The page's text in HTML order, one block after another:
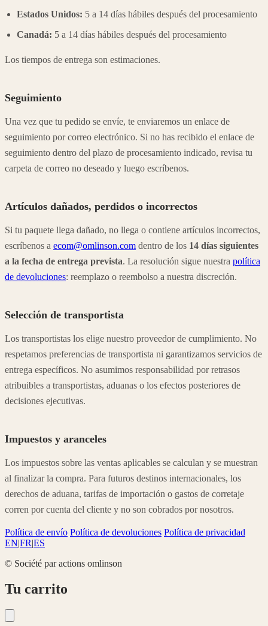
Estados Unidos: 5 a 14 días hábiles después del procesamiento
Canadá: 5 a 14 días hábiles después del procesamiento
Los tiempos de entrega son estimaciones.
Seguimiento
Una vez que tu pedido se envíe, te enviaremos un enlace de
seguimiento por correo electrónico. Si no has recibido el enlace de
seguimiento dentro del plazo de procesamiento indicado, revisa tu
carpeta de correo no deseado y luego escríbenos.
Artículos dañados, perdidos o incorrectos
Si tu paquete llega dañado, no llega o contiene artículos incorrectos,
escríbenos a ecom@omlinson.com dentro de los 14 días siguientes
a la fecha de entrega prevista. La resolución sigue nuestra política
de devoluciones: reemplazo o reembolso a nuestra discreción.
Selección de transportista
Los transportistas los elige nuestro proveedor de cumplimiento. No
respetamos preferencias de transportista ni garantizamos servicios de
entrega específicos. No asumimos responsabilidad por retrasos
atribuibles a transportistas, aduanas o los efectos posteriores de
decisiones ejecutivas.
Impuestos y aranceles
Los impuestos sobre las ventas aplicables se calculan y se muestran
al finalizar la compra. Para futuros destinos internacionales, los
derechos de aduana, tarifas de importación o gastos de corretaje
corren por cuenta del cliente y no son cobrados por nosotros.
Política de envío Política de devoluciones Política de privacidad
EN|FR|ES
© Société par actions omlinson
Tu carrito